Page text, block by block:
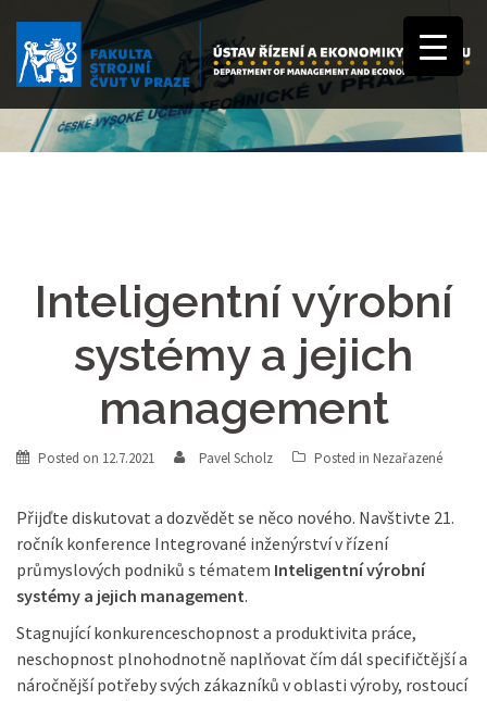
Inteligentní výrobní
systémy a jejich
management
Posted on 12.7.2021 Pavel Scholz Posted in Nezařazené
Přijďte diskutovat a dozvědět se něco nového. Navštivte 21.
ročník konference Integrované inženýrství v řízení
průmyslových podniků s tématem Inteligentní výrobní
systémy a jejich management.
Stagnující konkurenceschopnost a produktivita práce,
neschopnost plnohodnotně naplňovat čím dál specifičtější a
náročnější potřeby svých zákazníků v oblasti výroby, rostoucí